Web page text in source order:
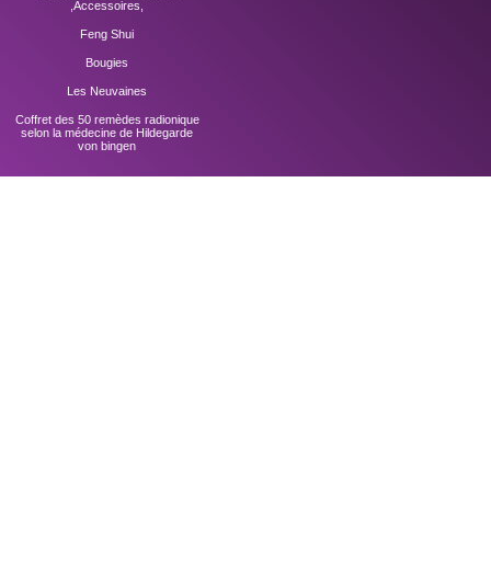
,Accessoires,
Feng Shui
Bougies
Les Neuvaines
Coffret des 50 remèdes radionique
selon la médecine de Hildegarde
von bingen